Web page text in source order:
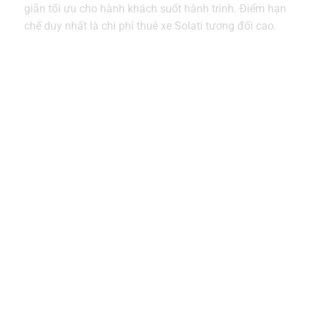
giãn tối ưu cho hành khách suốt hành trình. Điểm hạn
chế duy nhất là chi phí thuê xe Solati tương đối cao.